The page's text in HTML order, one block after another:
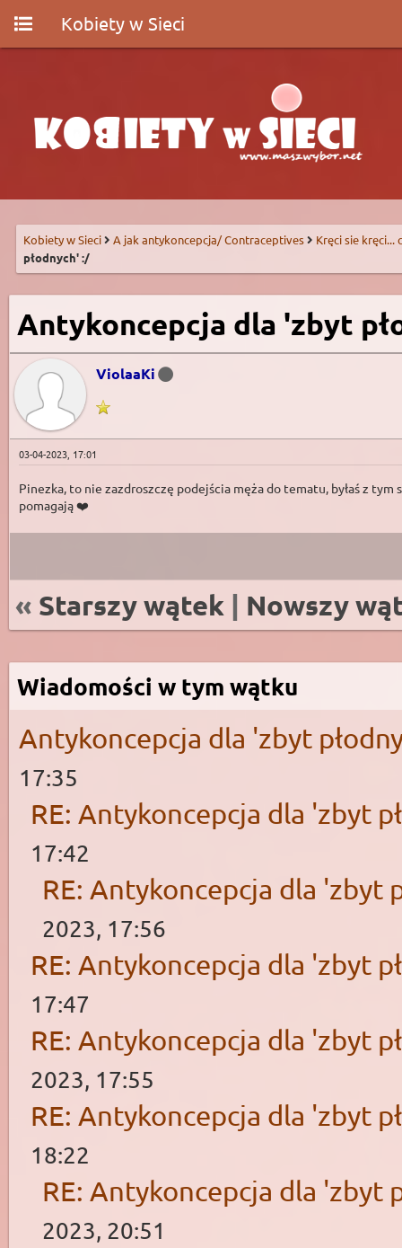
Kobiety w Sieci
Kobiety w Sieci A jak antykoncepcja/ Contraceptives
Kręci sie kręci...
płodnych' :/
Antykoncepcja dla 'zbyt
ViolaaKi
03-04-2023, 17:01
Pinezka, to nie zazdroszczę podejścia męża do tematu, byłaś z
pomagają ❤️
« Starszy wątek | Nowszy
Wiadomości w tym wątku
Antykoncepcja dla 'zbyt
17:35
RE: Antykoncepcja dla 'zbyt
17:42
RE: Antykoncepcja dla 'zbyt
2023, 17:56
RE: Antykoncepcja dla 'zbyt
17:47
RE: Antykoncepcja dla 'zbyt
2023, 17:55
RE: Antykoncepcja dla 'zbyt
18:22
RE: Antykoncepcja dla 'zbyt
2023, 20:51